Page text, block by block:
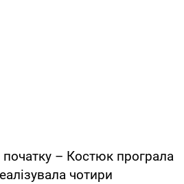
– Костюк програла
чотири